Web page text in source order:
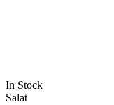
In Stock
Salat